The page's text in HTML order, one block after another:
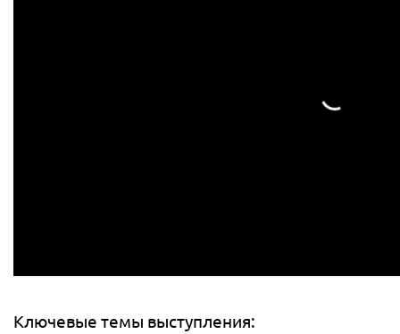
Ключевые темы выступления: